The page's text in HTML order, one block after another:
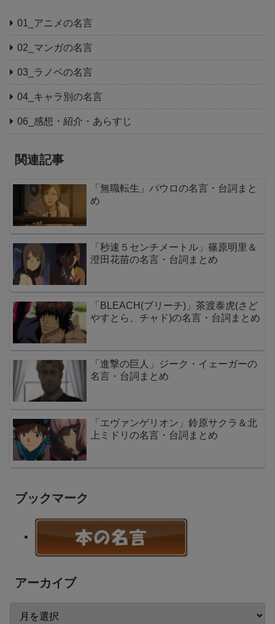
01_アニメの名言
02_マンガの名言
03_ラノベの名言
04_キャラ別の名言
06_感想・紹介・あらすじ
関連記事
「無職転生」パウロの名言・台詞まと
め
「秒速５センチメートル」篠原明里＆
澄田花苗の名言・台詞まとめ
「BLEACH(ブリーチ)」茶渡泰虎(さど
やすとら、チャド)の名言・台詞まとめ
「進撃の巨人」ジーク・イェーガーの
名言・台詞まとめ
「エヴァンゲリオン」鈴原サクラ＆北
上ミドリの名言・台詞まとめ
ブックマーク
アーカイブ